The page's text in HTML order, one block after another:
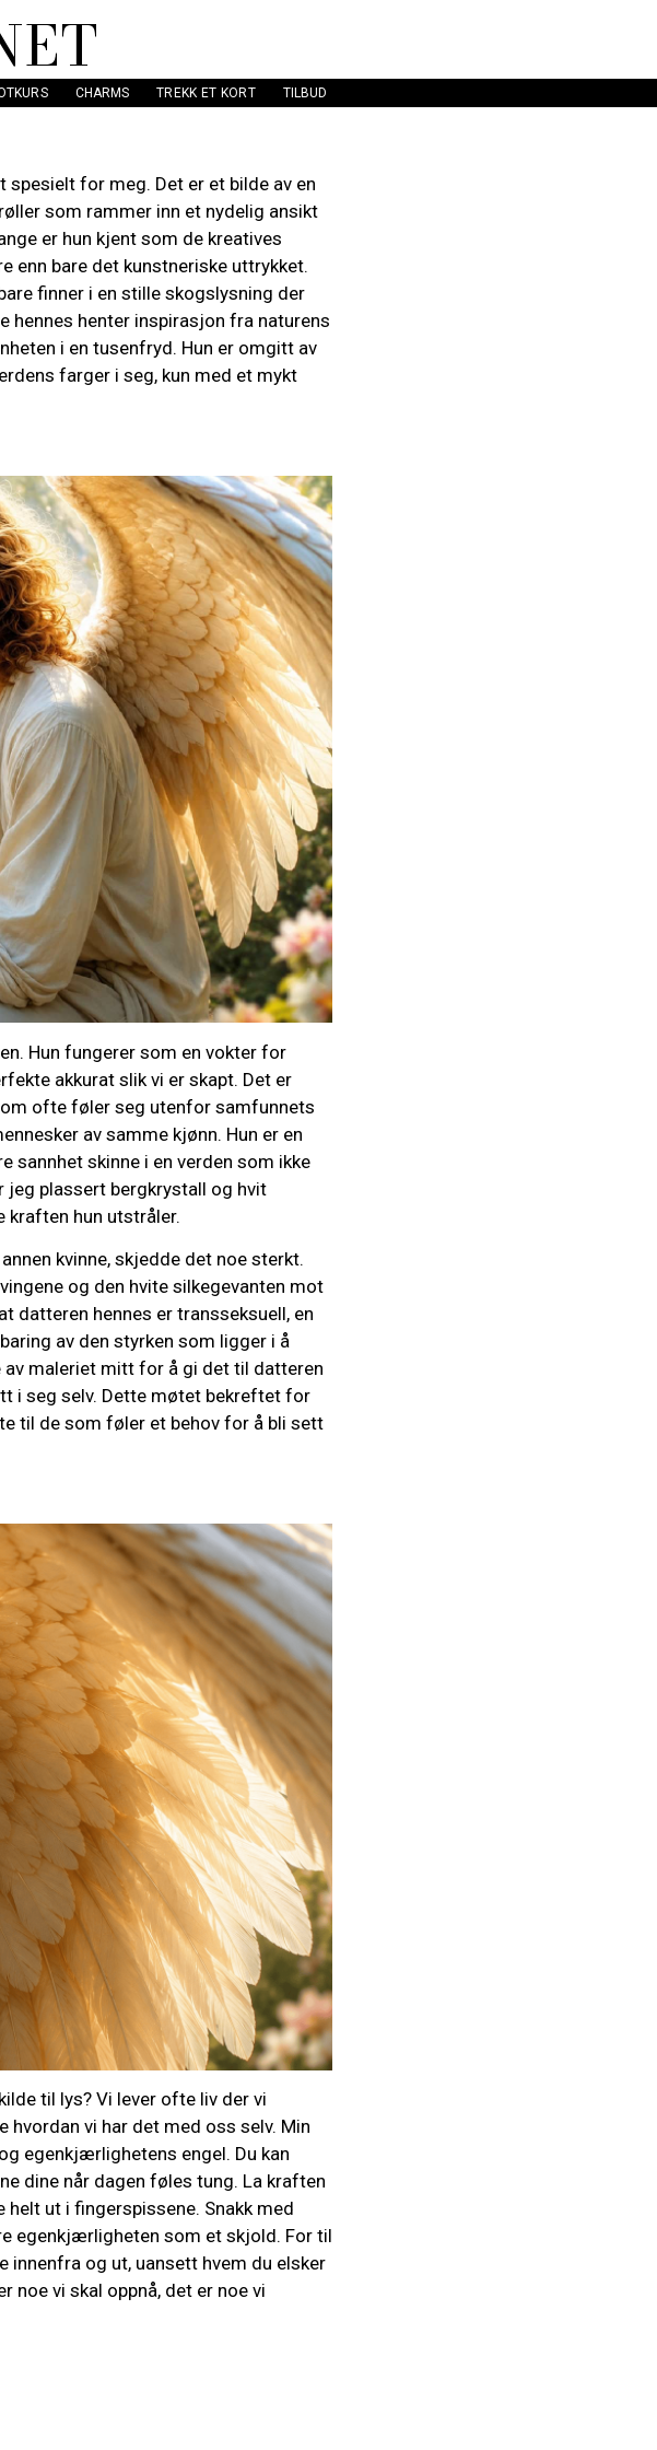
CHARMS TREKK ET KORT TILBUD
for meg. Det er et bilde av en
som rammer inn et nydelig ansikt
er hun kjent som de kreatives
enn bare det kunstneriske uttrykket.
finner i en stille skogslysning der
hennes henter inspirasjon fra naturens
i en tusenfryd. Hun er omgitt av
farger i seg, kun med et mykt
Hun fungerer som en vokter for
akkurat slik vi er skapt. Det er
ofte føler seg utenfor samfunnets
av samme kjønn. Hun er en
sannhet skinne i en verden som ikke
jeg plassert bergkrystall og hvit
kraften hun utstråler.
kvinne, skjedde det noe sterkt.
og den hvite silkegevanten mot
datteren hennes er transseksuell, en
av den styrken som ligger i å
av maleriet mitt for å gi det til datteren
i seg selv. Dette møtet bekreftet for
til de som føler et behov for å bli sett
til lys? Vi lever ofte liv der vi
hvordan vi har det med oss selv. Min
egenkjærlighetens engel. Du kan
dine når dagen føles tung. La kraften
ut i fingerspissene. Snakk med
egenkjærligheten som et skjold. For til
innenfra og ut, uansett hvem du elsker
noe vi skal oppnå, det er noe vi